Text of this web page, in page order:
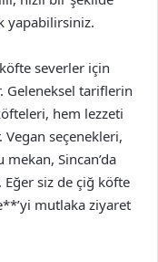
yapabilirsiniz.
severler için
Geleneksel tariflerin
hem lezzeti
seçenekleri,
Sincan’da
Eğer siz de çiğ köfte
mutlaka ziyaret